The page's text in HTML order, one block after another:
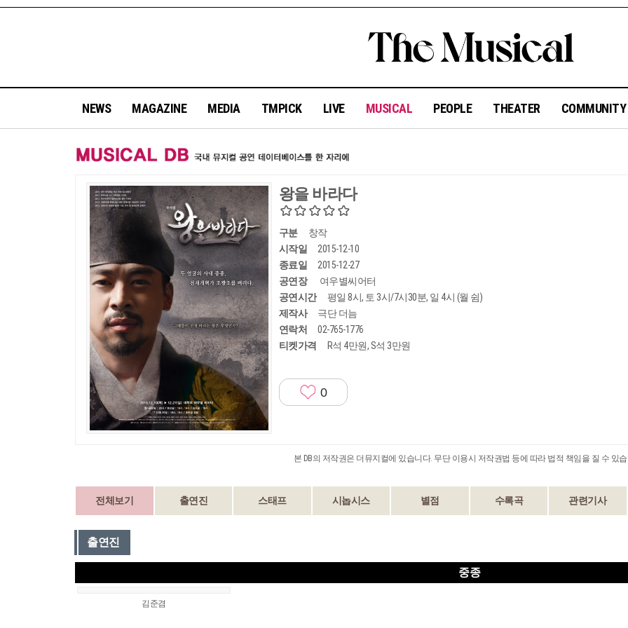
NEWS MAGAZINE MEDIA TMPICK LIVE MUSICAL PEOPLE THEATER COMMUNITY
왕을 바라다
구분
창작
시작일
2015-12-10
종료일
2015-12-27
공연장
여우별씨어터
공연시간
평일 8시, 토 3시/7시30분, 일 4시 (월 쉼)
제작사
극단 더늠
연락처
02-765-1776
티켓가격
R석 4만원, S석 3만원
0
본 DB의 저작권은 더뮤지컬에 있습니다. 무단 이용시 저작권법 등에 따라 법적 책임을 질 수 있
전체보기 출연진 스태프 시놉시스 별점 수록곡 관련기사
출연진
중종
김준겸